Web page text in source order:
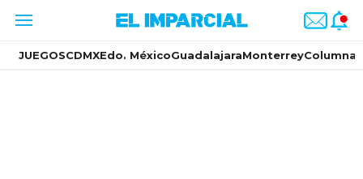
JUEGOSCDMXEdo. MéxicoGuadalajaraMonterreyColumnas